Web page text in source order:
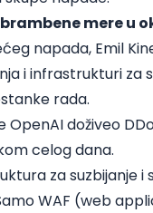
mere u
napada, Emil
i infrastrukturi za
rada.
doživeo
celog dana.
za suzbijanje
WAF (web